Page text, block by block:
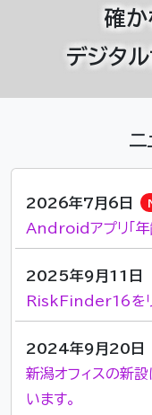
確か
デジタ
ニ
2026年7月6日
Androidアプリ「年
2025年9月11日
RiskFinder16をリ
2024年9月20日
新潟オフィスの新
います。